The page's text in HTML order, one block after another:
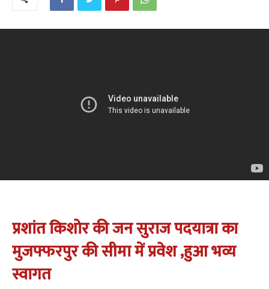
प्रशांत किशोर की जन सुराज पदयात्रा का
मुजफ्फरपुर की सीमा में प्रवेश ,हुआ भव्य
स्वागत